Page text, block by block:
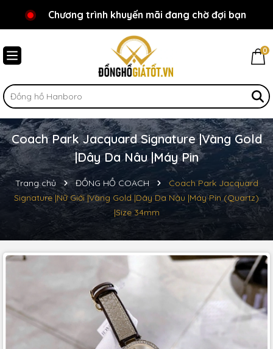
Chào mừng bạn đến với Đồnghồgiátốt.vn!
Chương trình khuyến mãi đang chờ đợi bạn
0
Coach Park Jacquard Signature |Vàng Gold
|Dây Da Nâu |Máy Pin
Trang chủ ĐỒNG HỒ COACH
Coach Park Jacquard
Signature |Nữ Giới |Vàng Gold |Dây Da Nâu |Máy Pin (Quartz)
|Size 34mm